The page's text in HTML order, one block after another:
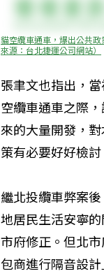
貓空纜車通車，爆出公共政
來源：台北捷運公司網站）
張聿文也指出，
空纜車通車之際
來的大量開發，
策有必要好好檢討
繼北投纜車弊案
地居民生活安寧
市府修正。但北
包商進行隔音設